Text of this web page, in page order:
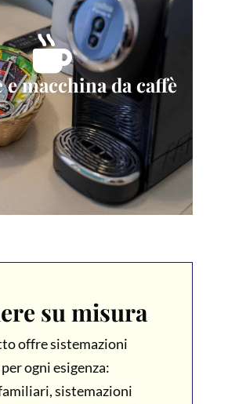

macchina da caffè
su misura
offre sistemazioni
ogni esigenza:
sistemazioni